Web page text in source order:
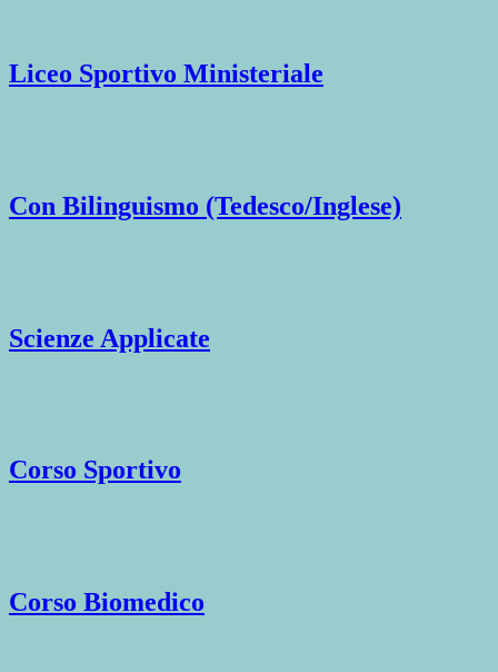
Liceo Sportivo Ministeriale
Con Bilinguismo (Tedesco/Inglese)
Scienze Applicate
Corso Sportivo
Corso Biomedico